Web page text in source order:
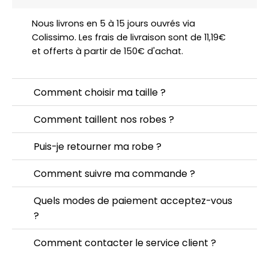
Nous livrons en 5 à 15 jours ouvrés via
Colissimo. Les frais de livraison sont de 11,19€
et offerts à partir de 150€ d'achat.
Comment choisir ma taille ?
Comment taillent nos robes ?
Puis-je retourner ma robe ?
Comment suivre ma commande ?
Quels modes de paiement acceptez-vous
?
Comment contacter le service client ?